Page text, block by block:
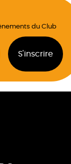
du Club